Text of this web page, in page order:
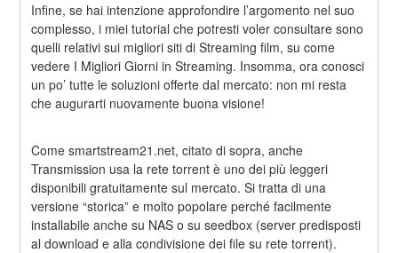
Infine, se hai intenzione approfondire l’argomento nel suo
complesso, i miei tutorial che potresti voler consultare sono
quelli relativi sui migliori siti di Streaming film, su come
vedere I Migliori Giorni in Streaming. Insomma, ora conosci
un po’ tutte le soluzioni offerte dal mercato: non mi resta
che augurarti nuovamente buona visione!
Come smartstream21.net, citato di sopra, anche
Transmission usa la rete torrent è uno dei più leggeri
disponibili gratuitamente sul mercato. Si tratta di una
versione “storica” e molto popolare perché facilmente
installabile anche su NAS o su seedbox (server predisposti
al download e alla condivisione dei file su rete torrent).